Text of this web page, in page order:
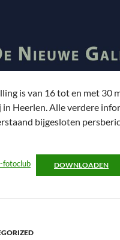
is van 16 tot en met 30
in Heerlen. Alle verdere
bijgesloten
fotoclub DOWNLOADEN